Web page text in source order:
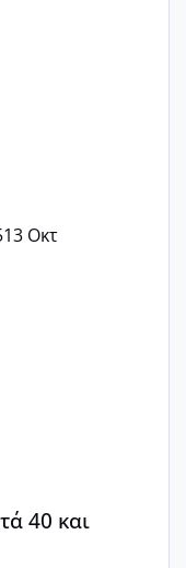
13 Οκτ
40 και